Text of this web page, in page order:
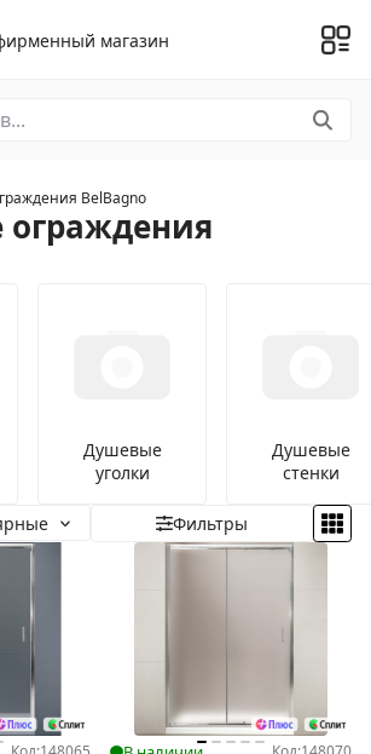
магазин
BelBagno
Душевые
уголки
Душевые
стенки
Фильтры